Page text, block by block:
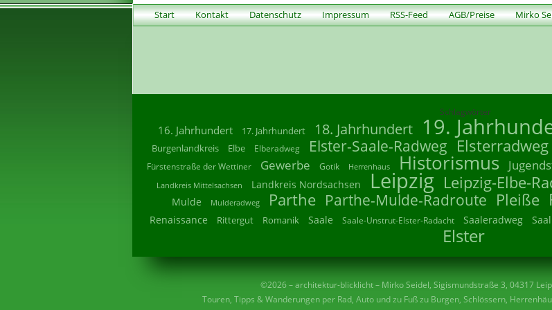
Start Kontakt Datenschutz Impressum RSS-Feed AGB/Preise Mirko
Schlagwörter
16. Jahrhundert 17. Jahrhundert 18. Jahrhundert 19.
Burgenlandkreis Elbe Elberadweg Elster-Saale-Radweg Elsterradweg
Fürstenstraße der Wettiner Gewerbe Gotik Herrenhaus Historismus
Landkreis Mittelsachsen Landkreis Nordsachsen Leipzig Leipzig-Elbe-
Mulde Mulderadweg Parthe Parthe-Mulde-Radroute Pleiße
Renaissance Rittergut Romanik Saale Saale-Unstrut-Elster-Radacht Saaleradweg
Elster
©2026 – architektur-blicklicht – Mirko Seidel, Sigismundstraße 3, 04317
Touren, Tipps & Wanderungen per Rad, Auto und zu Fuß zu Burgen, Schlössern,